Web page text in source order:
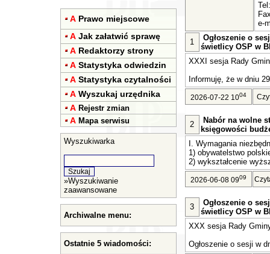
A Prawo miejscowe
A Jak załatwić sprawę
A Redaktorzy strony
A Statystyka odwiedzin
A Statystyka czytalności
A Wyszukaj urzędnika
A Rejestr zmian
A Mapa serwisu
Wyszukiwarka
»Wyszukiwanie
zaawansowane
Archiwalne menu:
Ostatnie 5 wiadomości:
Tel:
e-
1
Ogłoszenie o
świetlicy OSP w
XXXI sesja Rady
Informuję, że w dniu
2026-07-22 1004
2
Nabór na wolne
księgowości
I. Wymagania
1) obywatelstwo
2) wykształcenie
2026-06-08 0909
3
Ogłoszenie o
świetlicy OSP w
XXX sesja Rady
Ogłoszenie o sesji w